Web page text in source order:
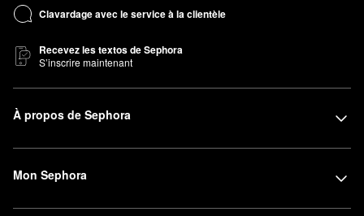
Clavardage avec le service à la clientèle
Recevez les textos de Sephora
S’inscrire maintenant
À propos de Sephora
Mon Sephora